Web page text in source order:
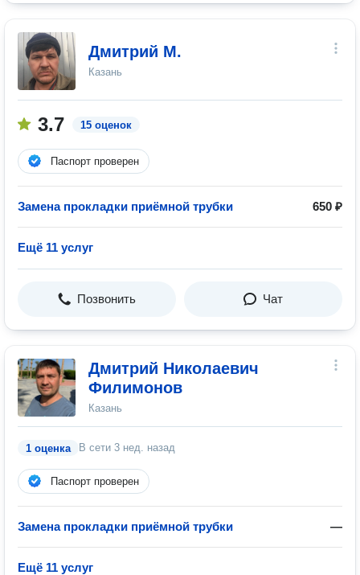
Дмитрий М.
Казань
3.7 15 оценок
Паспорт проверен
Замена прокладки приёмной трубки 650 ₽
Ещё 11 услуг
Позвонить Чат
Дмитрий Николаевич
Филимонов
Казань
1 оценка В сети 3 нед. назад
Паспорт проверен
Замена прокладки приёмной трубки —
Ещё 11 услуг